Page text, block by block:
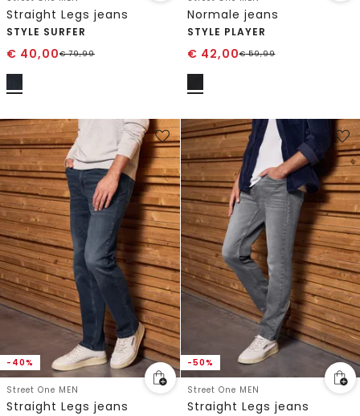
Straight Legs jeans
STYLE SURFER
€ 40,00€79,99
Normale jeans
STYLE PLAYER
€ 42,00€59,99
-40%
Street One MEN
Straight Legs jeans
-50%
Street One MEN
Straight Legs jeans